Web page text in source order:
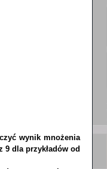
wynik mnożenia
dla przykładów od